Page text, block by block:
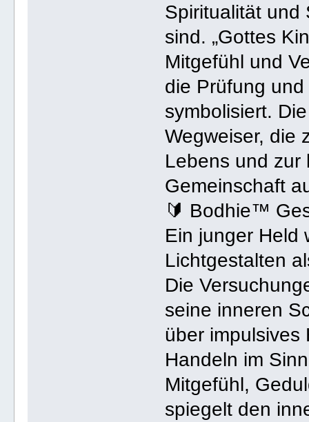
Spiritualität und
sind. „Gottes
Mitgefühl und
die Prüfung
symbolisiert.
Wegweiser, die
Lebens und zur
Gemeinschaft
🔰 Bodhie™
Ein junger Held
Lichtgestalten
Die
seine inneren
über impulsives
Handeln im
Mitgefühl,
spiegelt den